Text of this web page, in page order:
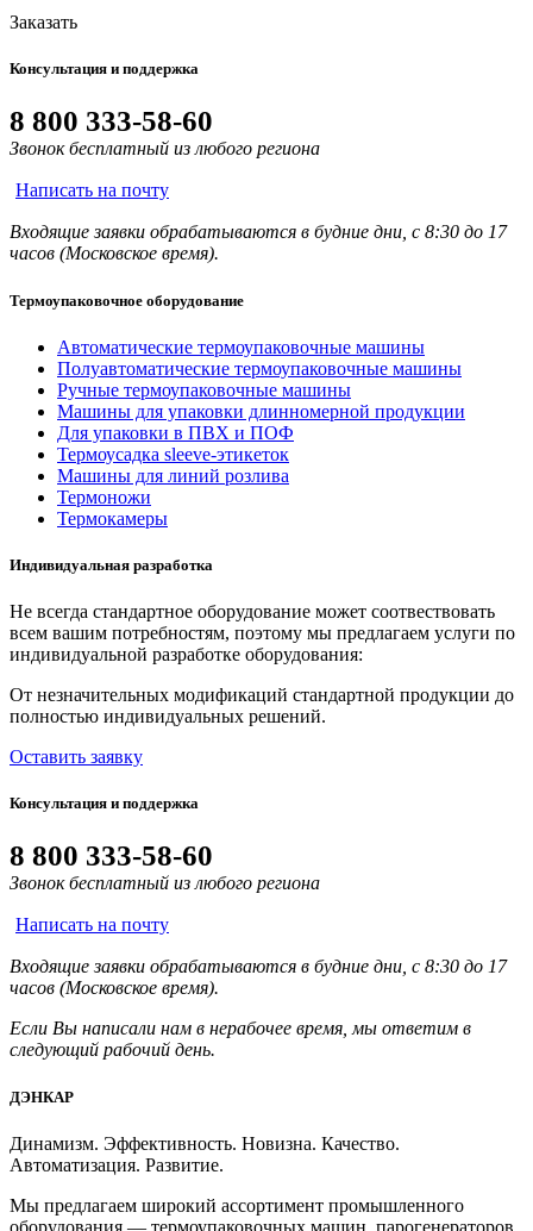
Заказать
Консультация и поддержка
8 800 333-58-60
Звонок бесплатный из любого региона
Написать на почту
Входящие заявки обрабатываются в будние дни, с 8:30 до 17
часов (Московское время).
Термоупаковочное оборудование
Автоматические термоупаковочные машины
Полуавтоматические термоупаковочные машины
Ручные термоупаковочные машины
Машины для упаковки длинномерной продукции
Для упаковки в ПВХ и ПОФ
Термоусадка sleeve-этикеток
Машины для линий розлива
Термоножи
Термокамеры
Индивидуальная разработка
Не всегда стандартное оборудование может соотвествовать
всем вашим потребностям, поэтому мы предлагаем услуги по
индивидуальной разработке оборудования:
От незначительных модификаций стандартной продукции до
полностью индивидуальных решений.
Оставить заявку
Консультация и поддержка
8 800 333-58-60
Звонок бесплатный из любого региона
Написать на почту
Входящие заявки обрабатываются в будние дни, с 8:30 до 17
часов (Московское время).
Если Вы написали нам в нерабочее время, мы ответим в
следующий рабочий день.
ДЭНКАР
Динамизм. Эффективность. Новизна. Качество.
Автоматизация. Развитие.
Мы предлагаем широкий ассортимент промышленного
оборудования — термоупаковочных машин, парогенераторов,